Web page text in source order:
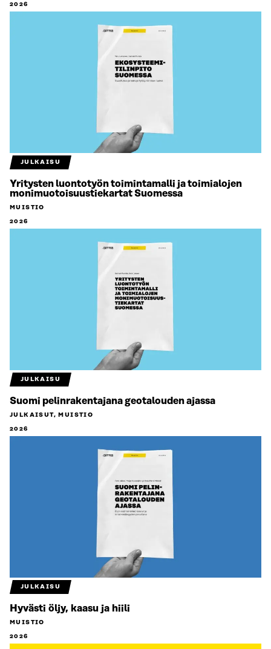
2026
JULKAISU
Yritysten luontotyön toimintamalli ja toimialojen
monimuotoisuustiekartat Suomessa
MUISTIO
2026
JULKAISU
Suomi pelinrakentajana geotalouden ajassa
JULKAISUT, MUISTIO
2026
JULKAISU
Hyvästi öljy, kaasu ja hiili
MUISTIO
2026